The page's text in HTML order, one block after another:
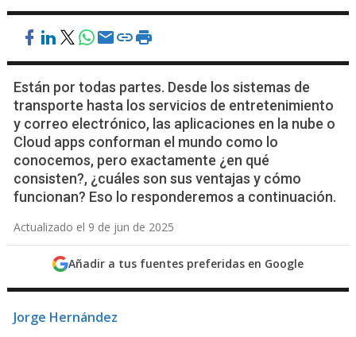
Están por todas partes. Desde los sistemas de
transporte hasta los servicios de entretenimiento
y correo electrónico, las aplicaciones en la nube o
Cloud apps conforman el mundo como lo
conocemos, pero exactamente ¿en qué
consisten?, ¿cuáles son sus ventajas y cómo
funcionan? Eso lo responderemos a continuación.
Actualizado el 9 de jun de 2025
Añadir a tus fuentes preferidas en Google
Jorge Hernández